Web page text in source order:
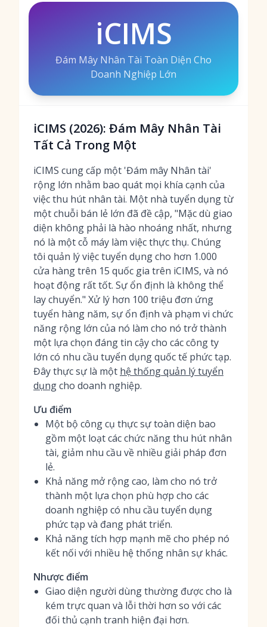
iCIMS
Đám Mây Nhân Tài Toàn Diện Cho
Doanh Nghiệp Lớn
iCIMS (2026): Đám Mây Nhân Tài
Tất Cả Trong Một
iCIMS cung cấp một 'Đám mây Nhân tài'
rộng lớn nhằm bao quát mọi khía cạnh của
việc thu hút nhân tài. Một nhà tuyển dụng từ
một chuỗi bán lẻ lớn đã đề cập, "Mặc dù giao
diện không phải là hào nhoáng nhất, nhưng
nó là một cỗ máy làm việc thực thụ. Chúng
tôi quản lý việc tuyển dụng cho hơn 1.000
cửa hàng trên 15 quốc gia trên iCIMS, và nó
hoạt động rất tốt. Sự ổn định là không thể
lay chuyển." Xử lý hơn 100 triệu đơn ứng
tuyển hàng năm, sự ổn định và phạm vi chức
năng rộng lớn của nó làm cho nó trở thành
một lựa chọn đáng tin cậy cho các công ty
lớn có nhu cầu tuyển dụng quốc tế phức tạp.
Đây thực sự là một hệ thống quản lý tuyển
dụngcho doanh nghiệp.
Ưu điểm
Một bộ công cụ thực sự toàn diện bao
gồm một loạt các chức năng thu hút nhân
tài, giảm nhu cầu về nhiều giải pháp đơn
lẻ.
Khả năng mở rộng cao, làm cho nó trở
thành một lựa chọn phù hợp cho các
doanh nghiệp có nhu cầu tuyển dụng
phức tạp và đang phát triển.
Khả năng tích hợp mạnh mẽ cho phép nó
kết nối với nhiều hệ thống nhân sự khác.
Nhược điểm
Giao diện người dùng thường được cho là
kém trực quan và lỗi thời hơn so với các
đối thủ cạnh tranh hiện đại hơn.